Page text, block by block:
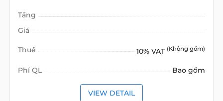
Tầng
Giá
Thuế 10% VAT (Không gồm)
Phí QL Bao gồm
VIEW DETAIL